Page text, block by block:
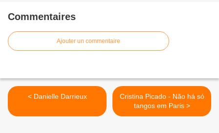
Commentaires
Ajouter un commentaire
< Danielle Darrieux
Cristina Picado - Não há só
tangos em Paris >